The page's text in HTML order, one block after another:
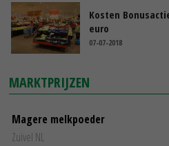
Kosten
euro
07-07-2018
MARKTPRIJZEN
Magere melkpoeder
Zuivel NL